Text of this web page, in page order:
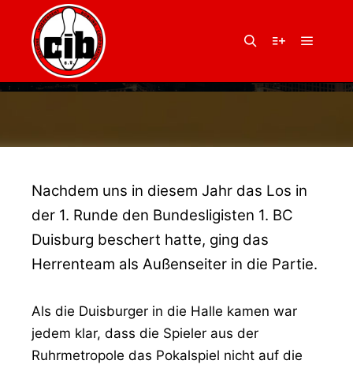
POKALAUS IN DER 1.
RUNDE
Nachdem uns in diesem Jahr das Los in
der 1. Runde den Bundesligisten 1. BC
Duisburg beschert hatte, ging das
Herrenteam als Außenseiter in die Partie.
Als die Duisburger in die Halle kamen war
jedem klar, dass die Spieler aus der
Ruhrmetropole das Pokalspiel nicht auf die